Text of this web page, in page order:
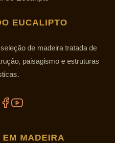
EUCALIPTO
de madeira tratada de
paisagismo e estruturas
MADEIRA